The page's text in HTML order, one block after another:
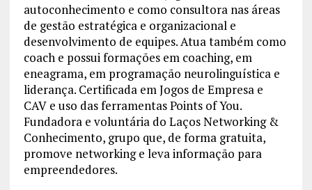
autoconhecimento e como consultora nas áreas
de gestão estratégica e organizacional e
desenvolvimento de equipes. Atua também como
coach e possui formações em coaching, em
eneagrama, em programação neurolinguística e
liderança. Certificada em Jogos de Empresa e
CAV e uso das ferramentas Points of You.
Fundadora e voluntária do Laços Networking &
Conhecimento, grupo que, de forma gratuita,
promove networking e leva informação para
empreendedores.